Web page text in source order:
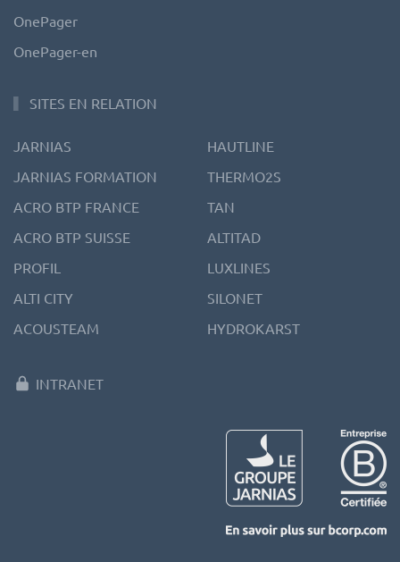
OnePager
OnePager-en
SITES EN RELATION
JARNIAS
JARNIAS FORMATION
ACRO BTP FRANCE
ACRO BTP SUISSE
PROFIL
ALTI CITY
ACOUSTEAM
HAUTLINE
THERMO2S
TAN
ALTITAD
LUXLINES
SILONET
HYDROKARST
INTRANET